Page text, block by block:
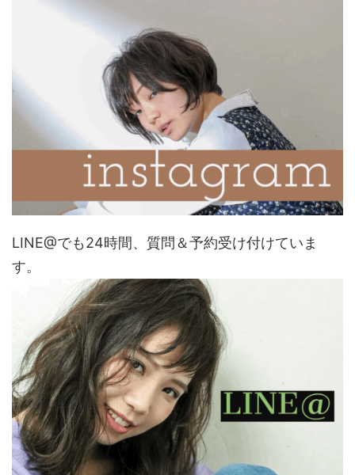
LINE@でも24時間、質問＆予約受け付けていま
す。